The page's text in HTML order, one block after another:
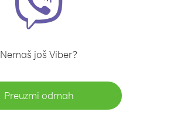
Nemaš još Viber?
Preuzmi odmah